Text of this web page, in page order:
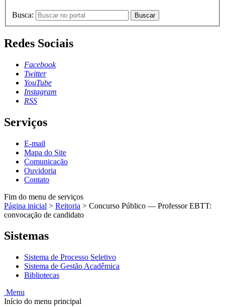
Busca: Buscar
Redes Sociais
Facebook
Twitter
YouTube
Instagram
RSS
Serviços
E-mail
Mapa do Site
Comunicação
Ouvidoria
Contato
Fim do menu de serviços
Página inicial > Reitoria > Concurso Público — Professor EBTT:
convocação de candidato
Sistemas
Sistema de Processo Seletivo
Sistema de Gestão Acadêmica
Bibliotecas
Menu
Início do menu principal